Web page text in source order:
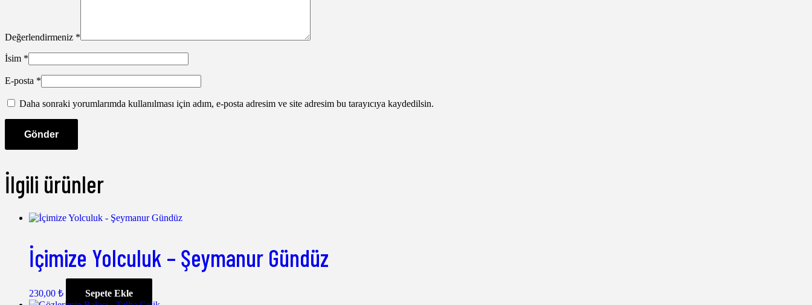
Değerlendirmeniz *
İsim *
E-posta *
Daha sonraki yorumlarımda kullanılması için adım, e-posta adresim ve site adresim bu tarayıcıya kaydedilsin.
İlgili ürünler
İçimize Yolculuk – Şeymanur Gündüz
230,00 ₺ Sepete Ekle